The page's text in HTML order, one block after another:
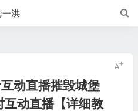
一洪
动直播摧毁城堡
动直播【详细教